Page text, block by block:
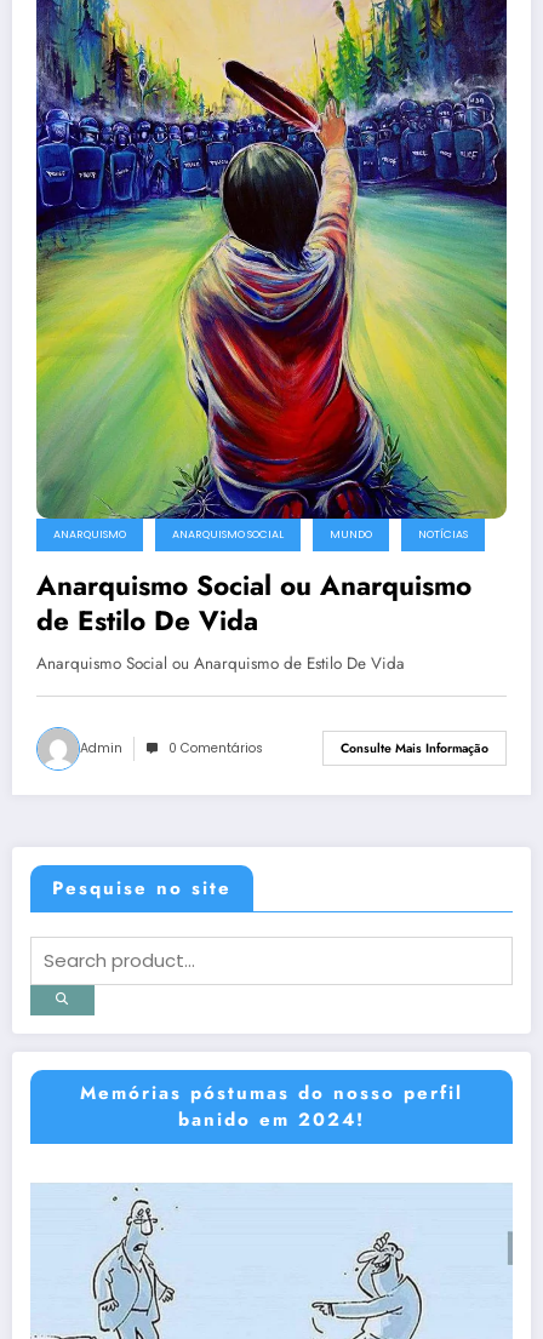
ANARQUISMO ANARQUISMO SOCIAL MUNDO NOTÍCIAS
Anarquismo Social ou Anarquismo
de Estilo De Vida
Anarquismo Social ou Anarquismo de Estilo De Vida
Admin 0 Comentários Consulte Mais Informação
Pesquise no site
Memórias póstumas do nosso perfil
banido em 2024!